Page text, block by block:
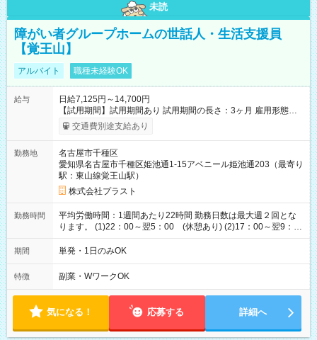
未読
障がい者グループホームの世話人・生活支援員
【覚王山】
アルバイト 職種未経験OK
給与
日給7,125円～14,700円
【試用期間】試用期間あり 試用期間の長さ：3ヶ月 雇用形態、
給与は本採用時と同じです。
交通費別途支給あり
勤務地
名古屋市千種区
愛知県名古屋市千種区姫池通1-15アベニール姫池通203（最寄り
駅：東山線覚王山駅）
株式会社プラスト
勤務時間
平均労働時間：1週間あたり22時間 勤務日数は最大週２回とな
ります。 (1)22：00～翌5：00 (休憩あり) (2)17：00～翌9：
00 (休憩あり) ３６協定提出済 平均労働時間：1週間あたり22
時間 勤務日数は最大週２回となります。 (1)22：00～翌5：00
期間 単発・1日のみOK
特徴 副業・WワークOK
気になる！ 応募する 詳細へ